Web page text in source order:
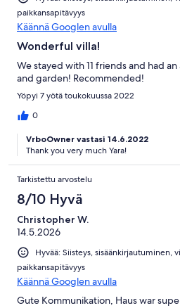
paikkansapitävyys
Käännä Googlen avulla
Wonderful villa!
We stayed with 11 friends and had
and garden! Recommended!
Yöpyi 7 yötä toukokuussa 2022
0
VrboOwner vastasi 14.6.2022
Thank you very much Yara!
Tarkistettu arvostelu
8/10 Hyvä
Christopher W.
14.5.2026
Hyvää: Siisteys, sisäänkirjautuminen,
paikkansapitävyys
Käännä Googlen avulla
Gute Kommunikation, Haus war